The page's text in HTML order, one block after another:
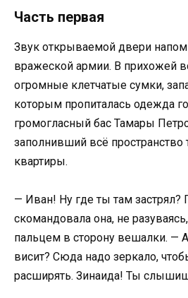
Часть первая
Звук открываемой двери
вражеской армии. В прихожей
огромные клетчатые сумки,
которым пропиталась одежда
громогласный бас Тамары
заполнивший всё пространство
квартиры.
— Иван! Ну где ты там застрял?
скомандовала она, не
пальцем в сторону вешалки. — А
висит? Сюда надо зеркало,
расширять. Зинаида! Ты